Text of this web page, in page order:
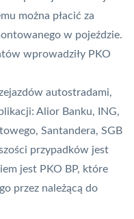
można płacić za
w pojeździe.
wprowadziły PKO
autostradami,
Alior Banku, ING,
Santandera, SGB
przypadków jest
jest PKO BP, które
przez należącą do